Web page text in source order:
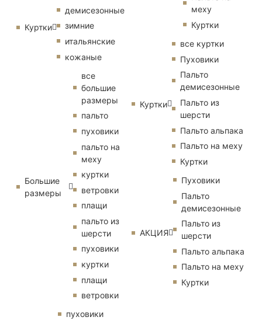
Куртки
демисезонные
зимние
итальянские
кожаные
Большие
размеры
все
большие
размеры
пальто
пуховики
пальто на
меху
куртки
ветровки
плащи
пальто из
шерсти
пуховики
куртки
плащи
ветровки
пуховики
меху
Куртки
Куртки
все куртки
Пуховики
Пальто
демисезонные
Пальто из
шерсти
Пальто альпака
Пальто на меху
Куртки
АКЦИЯ
Пуховики
Пальто
демисезонные
Пальто из
шерсти
Пальто альпака
Пальто на меху
Куртки